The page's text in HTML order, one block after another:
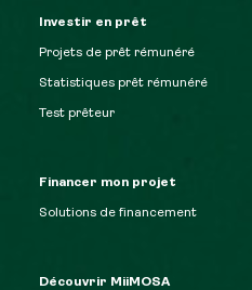
Investir en prêt
Projets de prêt rémunéré
Statistiques prêt rémunéré
Test prêteur
Financer mon projet
Solutions de financement
Découvrir MiiMOSA